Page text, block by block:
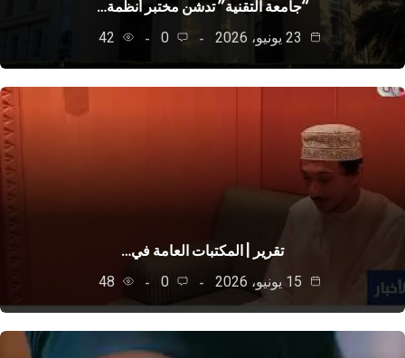
“جامعة التقنية” تدشن مختبر أنظمة…
0
42
تقرير | المكتبات العامة في…
0
48